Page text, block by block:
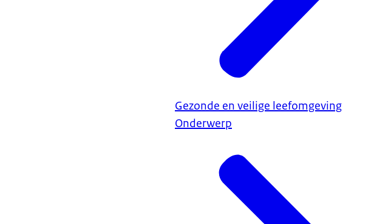
Gezonde en veilige leefomgeving
Onderwerp